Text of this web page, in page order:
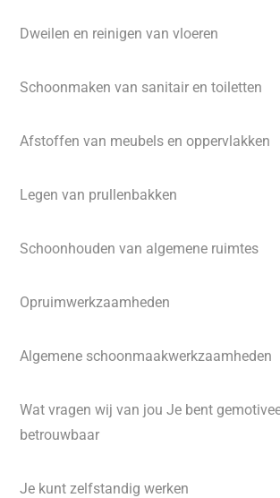
Dweilen en reinigen van vloeren
Schoonmaken van sanitair en toiletten
Afstoffen van meubels en oppervlakken
Legen van prullenbakken
Schoonhouden van algemene ruimtes
Opruimwerkzaamheden
Algemene schoonmaakwerkzaamheden
Wat vragen wij van jou Je bent
betrouwbaar
Je kunt zelfstandig werken